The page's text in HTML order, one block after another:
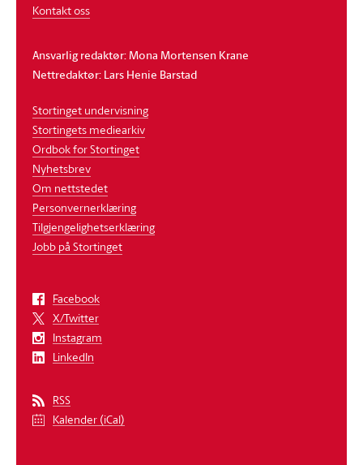
Kontakt oss
Ansvarlig redaktør: Mona Mortensen Krane
Nettredaktør: Lars Henie Barstad
Stortinget undervisning
Stortingets mediearkiv
Ordbok for Stortinget
Nyhetsbrev
Om nettstedet
Personvernerklæring
Tilgjengelighetserklæring
Jobb på Stortinget
Facebook
X/Twitter
Instagram
LinkedIn
RSS
Kalender (iCal)